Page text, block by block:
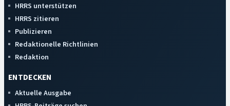
HRRS unterstützen
HRRS zitieren
Publizieren
Redaktionelle Richtlinien
Redaktion
ENTDECKEN
Aktuelle Ausgabe